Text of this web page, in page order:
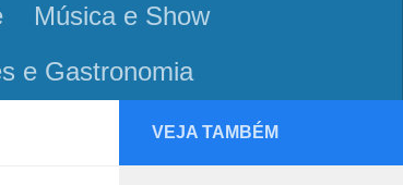
Música e Show
e Gastronomia
VEJA TAMBÉM